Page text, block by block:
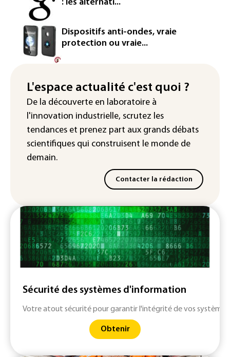
européenne
Le magazine VSD racheté par
l'entrepreneur Vianney d'Alançon
La production française de maïs
"Retour en force" progressif de la
chaleur dans les prochains jours en
France
: les alternati...
Dispositifs anti-ondes, vraie
protection ou vraie...
L'espace actualité c'est quoi ?
De la découverte en laboratoire à
l'innovation industrielle, scrutez les
tendances et prenez part aux grands débats
scientifiques qui construisent le monde de
demain.
Contacter la rédaction
Sécurité des systèmes d'information
Votre atout sécurité pour garantir l'intégrité de vos systèmes
Obtenir